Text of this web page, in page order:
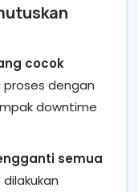
cocok
proses dengan
downtime
semua